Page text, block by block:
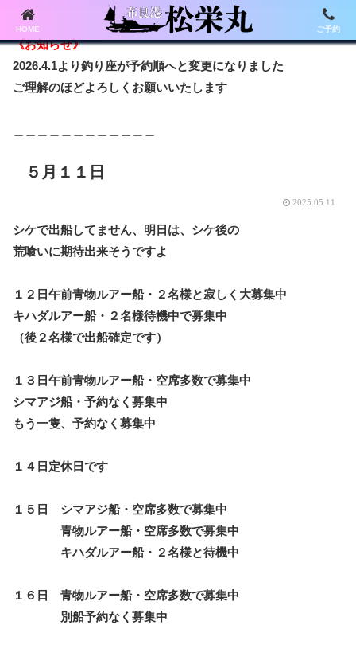
《お知らせ》
2026.4.1より釣り座が予約順へと変更になりました
ご理解のほどよろしくお願いいたします
５月１１日
2025.05.11
シケで出船してません、明日は、シケ後の
荒喰いに期待出来そうですよ
１２日午前青物ルアー船・２名様と寂しく大募集中
キハダルアー船・２名様待機中で募集中
（後２名様で出船確定です）
１３日午前青物ルアー船・空席多数で募集中
シマアジ船・予約なく募集中
もう一隻、予約なく募集中
１４日定休日です
１５日 シマアジ船・空席多数で募集中
青物ルアー船・空席多数で募集中
キハダルアー船・２名様と待機中
１６日 青物ルアー船・空席多数で募集中
別船予約なく募集中
HOME ご予約